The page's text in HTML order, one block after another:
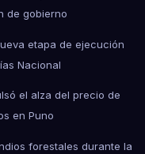
de gobierno
etapa de ejecución
Nacional
el alza del precio de
en Puno
forestales durante la